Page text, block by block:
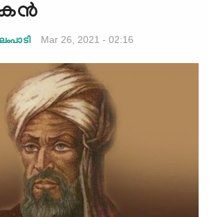
Mar 26, 2021 - 02:16